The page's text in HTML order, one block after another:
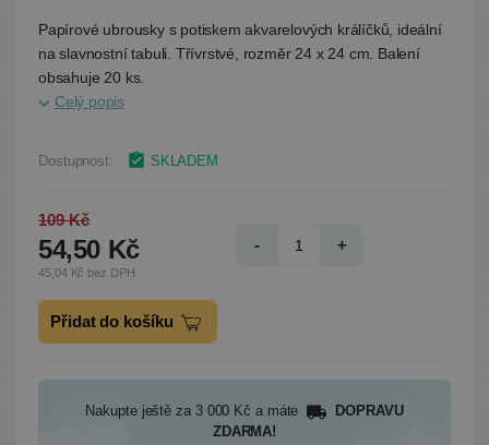
Papírové ubrousky s potiskem akvarelových králíčků, ideální
na slavnostní tabuli. Třívrstvé, rozměr 24 x 24 cm. Balení
obsahuje 20 ks.
Celý popis
Dostupnost: SKLADEM
109 Kč
54,50 Kč
45,04 Kč bez DPH
- +
Přidat do košíku
Nakupte ještě za 3 000 Kč a máte
DOPRAVU
ZDARMA!